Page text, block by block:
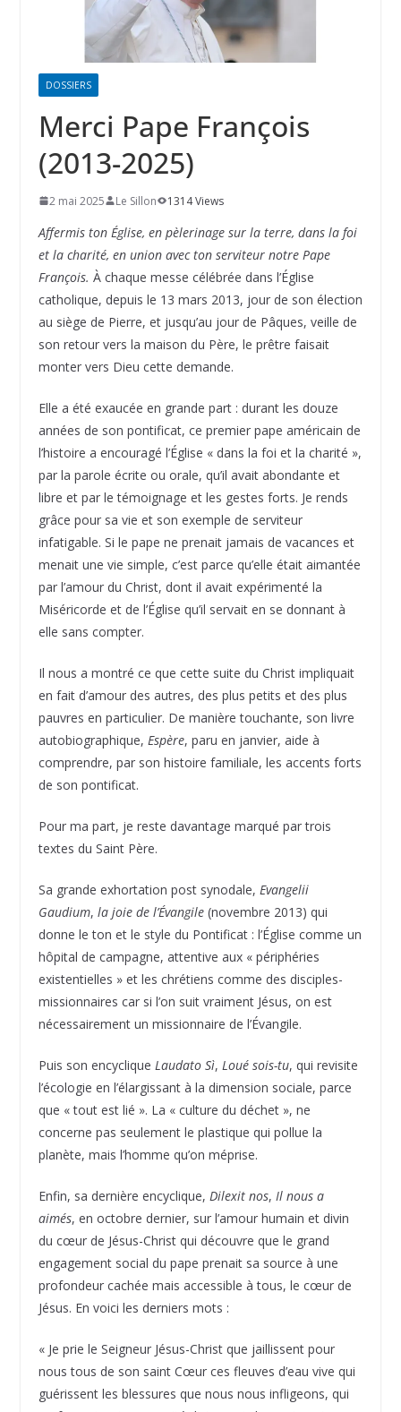
DOSSIERS
Merci Pape François
(2013-2025)
2 mai 2025 Le Sillon 1314 Views
Affermis ton Église, en pèlerinage sur la terre, dans la foi
et la charité, en union avec ton serviteur notre Pape
François. À chaque messe célébrée dans l’Église
catholique, depuis le 13 mars 2013, jour de son élection
au siège de Pierre, et jusqu’au jour de Pâques, veille de
son retour vers la maison du Père, le prêtre faisait
monter vers Dieu cette demande.
Elle a été exaucée en grande part : durant les douze
années de son pontificat, ce premier pape américain de
l’histoire a encouragé l’Église « dans la foi et la charité »,
par la parole écrite ou orale, qu’il avait abondante et
libre et par le témoignage et les gestes forts. Je rends
grâce pour sa vie et son exemple de serviteur
infatigable. Si le pape ne prenait jamais de vacances et
menait une vie simple, c’est parce qu’elle était aimantée
par l’amour du Christ, dont il avait expérimenté la
Miséricorde et de l’Église qu’il servait en se donnant à
elle sans compter.
Il nous a montré ce que cette suite du Christ impliquait
en fait d’amour des autres, des plus petits et des plus
pauvres en particulier. De manière touchante, son livre
autobiographique, Espère, paru en janvier, aide à
comprendre, par son histoire familiale, les accents forts
de son pontificat.
Pour ma part, je reste davantage marqué par trois
textes du Saint Père.
Sa grande exhortation post synodale, Evangelii
Gaudium, la joie de l’Évangile(novembre 2013) qui
donne le ton et le style du Pontificat : l’Église comme un
hôpital de campagne, attentive aux « périphéries
existentielles » et les chrétiens comme des disciples-
missionnaires car si l’on suit vraiment Jésus, on est
nécessairement un missionnaire de l’Évangile.
Puis son encyclique Laudato Sì, Loué sois-tu, qui revisite
l’écologie en l’élargissant à la dimension sociale, parce
que « tout est lié ». La « culture du déchet », ne
concerne pas seulement le plastique qui pollue la
planète, mais l’homme qu’on méprise.
Enfin, sa dernière encyclique, Dilexit nos, Il nous a
aimés, en octobre dernier, sur l’amour humain et divin
du cœur de Jésus-Christ qui découvre que le grand
engagement social du pape prenait sa source à une
profondeur cachée mais accessible à tous, le cœur de
Jésus. En voici les derniers mots :
« Je prie le Seigneur Jésus-Christ que jaillissent pour
nous tous de son saint Cœur ces fleuves d’eau vive qui
guérissent les blessures que nous nous infligeons, qui